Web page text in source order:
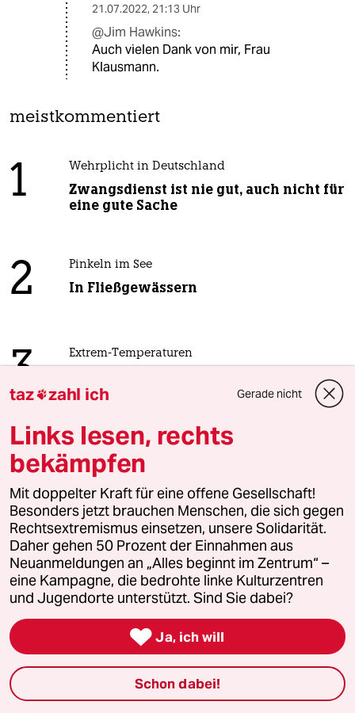
21.07.2022, 21:13 Uhr
@Jim Hawkins:
Auch vielen Dank von mir, Frau
Klausmann.
meistkommentiert
1 Wehrplicht in Deutschland
Zwangsdienst ist nie gut, auch nicht für
eine gute Sache
2 Pinkeln im See
In Fließgewässern
3 Extrem-Temperaturen
4 Teuer, unökologisch und krankmachend?
Sind Klimaanlagen böse?
5 Krise der Demokratie
AfD-Wählen als Triebabfuhr
6 Streit um Rente mit 63
Passgenauer Populismus
taz zahl ich Gerade nicht
Links lesen, rechts
bekämpfen
Mit doppelter Kraft für eine offene Gesellschaft!
Besonders jetzt brauchen Menschen, die sich gegen
Rechtsextremismus einsetzen, unsere Solidarität.
Daher gehen 50 Prozent der Einnahmen aus
Neuanmeldungen an „Alles beginnt im Zentrum“ –
eine Kampagne, die bedrohte linke Kulturzentren
und Jugendorte unterstützt. Sind Sie dabei?
 Ja, ich will
Schon dabei!